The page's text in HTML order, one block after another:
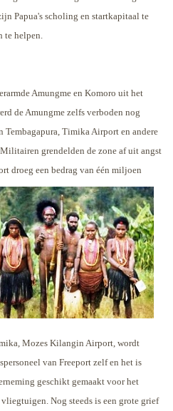
Papua's scholing en startkapitaal te
te helpen.
Amungme en Komoro uit het
de Amungme zelfs verboden nog
Timika Airport en andere
grendelden de zone af uit angst
droeg een bedrag van één miljoen
Mozes Kilangin Airport, wordt
van Freeport zelf en het is
geschikt gemaakt voor het
Nog steeds is een grote grief